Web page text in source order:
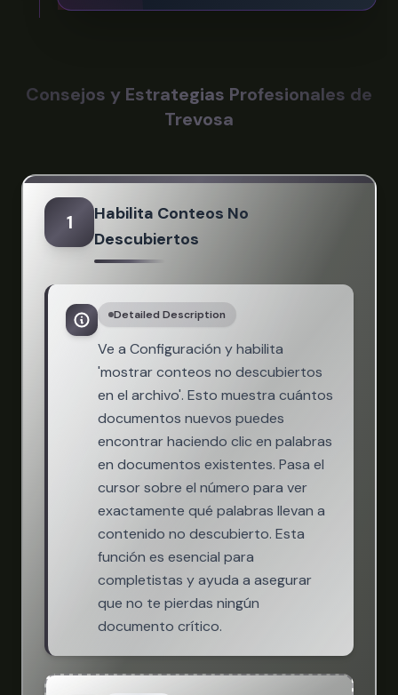
Consejos y Estrategias Profesionales de
Trevosa
1
Habilita Conteos No
Descubiertos
Detailed Description
Ve a Configuración y habilita
'mostrar conteos no descubiertos
en el archivo'. Esto muestra cuántos
documentos nuevos puedes
encontrar haciendo clic en palabras
en documentos existentes. Pasa el
cursor sobre el número para ver
exactamente qué palabras llevan a
contenido no descubierto. Esta
función es esencial para
completistas y ayuda a asegurar
que no te pierdas ningún
documento crítico.